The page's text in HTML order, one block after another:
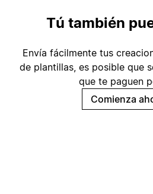
Tú también
Envía fácilmente tus
de plantillas, es posible que
que te paguen
Comienza